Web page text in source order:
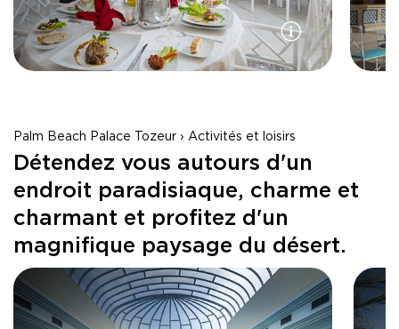
Palm Beach Palace Tozeur › Activités et loisirs
Détendez vous autours d'un
endroit paradisiaque, charme et
charmant et profitez d'un
magnifique paysage du désert.